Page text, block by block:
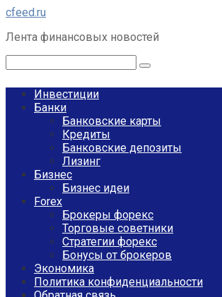
Перейти
контенту
cfeed.ru
Лента финансовых новостей
Инвестиции
Банки
Банковские карты
Кредиты
Банковские депозиты
Лизинг
Бизнес
Бизнес идеи
Forex
Брокеры форекс
Торговые советники
Стратегии форекс
Бонусы от брокеров
Экономика
Политика конфиденциальности